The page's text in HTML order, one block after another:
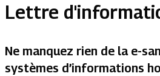
Lettre
Ne manquez rien de la e-
systèmes d’informations